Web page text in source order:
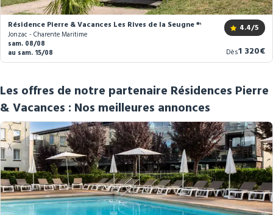
Résidence Pierre & Vacances Les Rives de la Seugne ***
Jonzac - Charente Maritime
4.4/5
sam. 08/08
au sam. 15/08
DèsNouveau
prix
1 320€
Les offres de notre partenaire Résidences Pierre
& Vacances : Nos meilleures annonces